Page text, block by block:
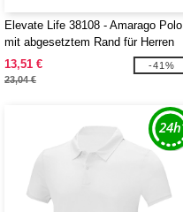
Elevate Life 38108 - Amarago Polo
mit abgesetztem Rand für Herren
13,51 €
23,04 €
-41%